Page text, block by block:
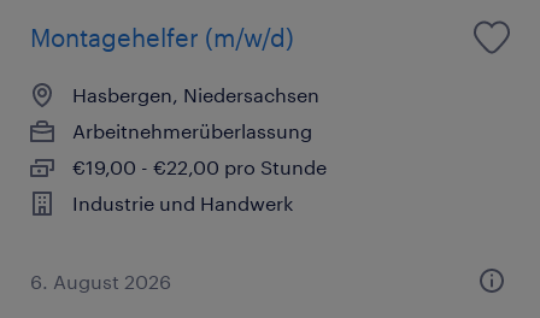
Montagehelfer (m/w/d)
Hasbergen, Niedersachsen
Arbeitnehmerüberlassung
€19,00 - €22,00 pro Stunde
Industrie und Handwerk
6. August 2026